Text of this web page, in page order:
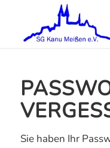
Sie haben Ihr